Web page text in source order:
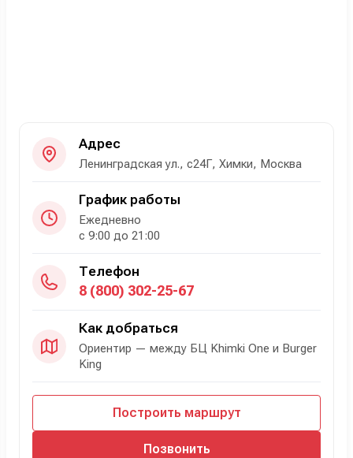
Адрес
Ленинградская ул., с24Г, Химки, Москва
График работы
Ежедневно
с 9:00 до 21:00
Телефон
8 (800) 302-25-67
Как добраться
Ориентир — между БЦ Khimki One и Burger
King
Построить маршрут
Позвонить